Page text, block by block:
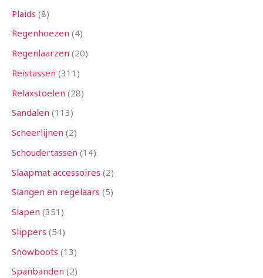
Plaids 8
Regenhoezen 4
Regenlaarzen 20
Reistassen 311
Relaxstoelen 28
Sandalen 113
Scheerlijnen 2
Schoudertassen 14
Slaapmat accessoires 2
Slangen en regelaars 5
Slapen 351
Slippers 54
Snowboots 13
Spanbanden 2